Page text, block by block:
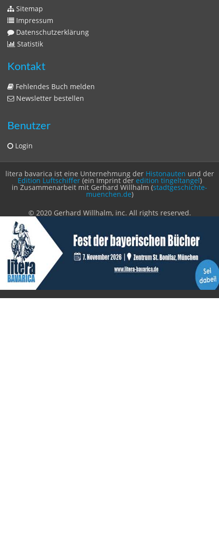
Datenschutzerklärung
Statistik
Kontakt
Fehlendes Buch melden
Login
Edition Luftschiffer(ein Imprint deredition tingeltangel)
in Zusammenarbeit mit Gerhard Willhalm (stadtgeschichte-
muenchen.de)
© 2020 Gerhard Willhalm, inc. All rights reserved.